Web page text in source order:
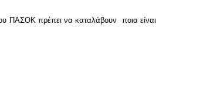
ΠΑΣΟΚ πρέπει να καταλάβουν ποια είναι